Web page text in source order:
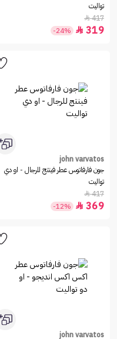
تواليت
417

319

-24%
john varvatos
جون فارفاتوس عطر فينتج للرجال - او دي
تواليت
417

369

-12%
john varvatos